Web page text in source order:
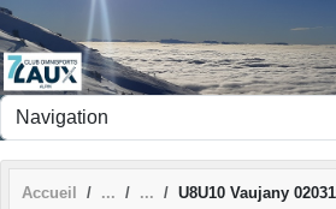
Accueil U8U10 Vaujany
Panneau de gestion des cookies